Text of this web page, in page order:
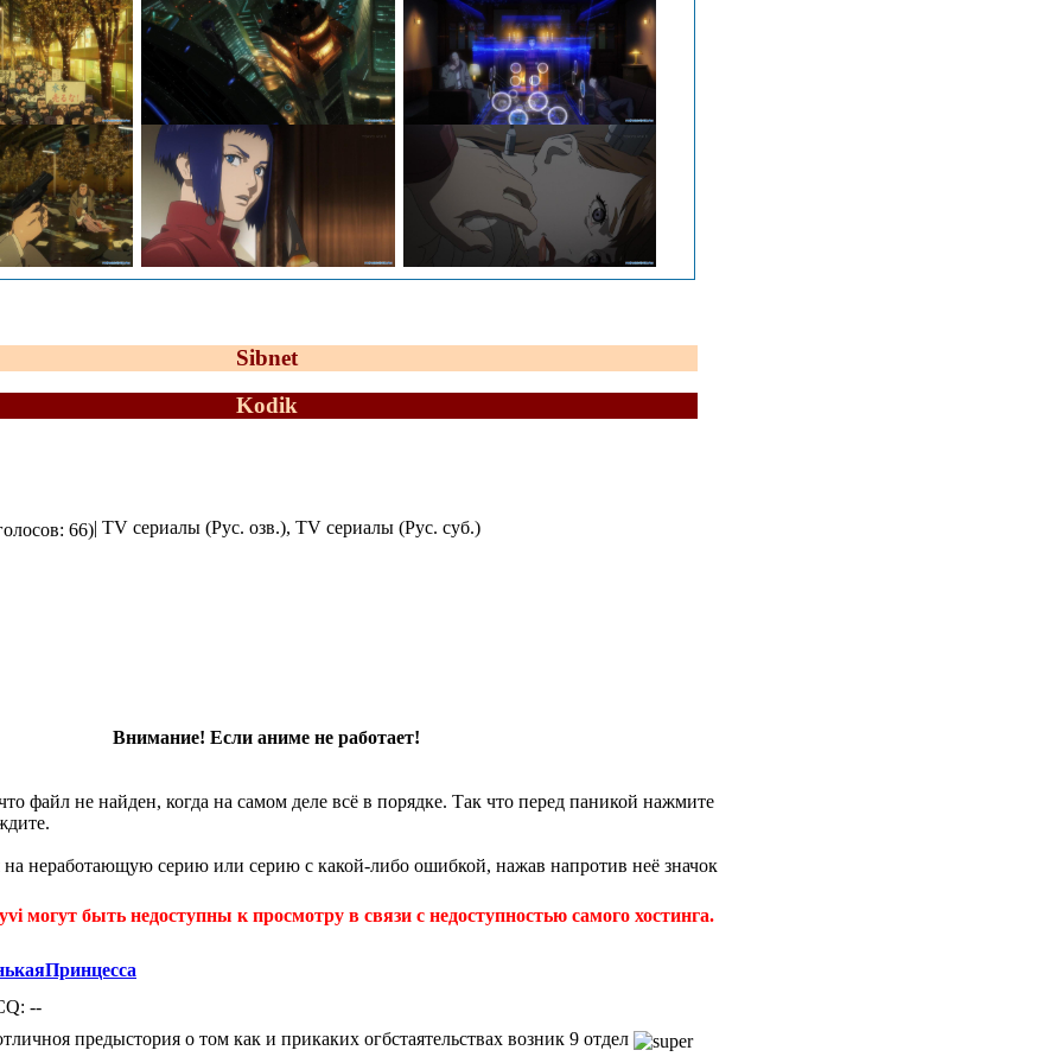
Sibnet
Kodik
66)| TV сериалы (Рус. озв.), TV сериалы (Рус. суб.)
Внимание! Если аниме не работает!
файл не найден, когда на самом деле всё в порядке. Так что перед паникой нажмите
неработающую серию или серию с какой-либо ошибкой, нажав напротив неё значок
могут быть недоступны к просмотру в связи с недоступностью самого хостинга.
--
предыстория о том как и прикаких огбстаятельствах возник 9 отдел